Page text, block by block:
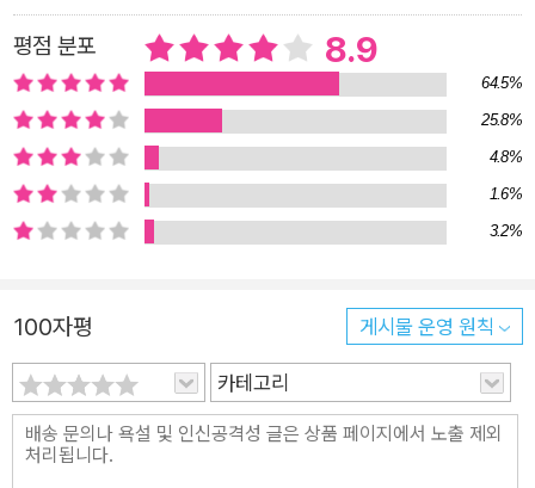
하의 궁궐을 배경으로 한 이번 작품은 더욱 깊어진 정치적 음모에
한층 더 풍부해진 서스펜스로, 주인공과 독자가 함께 의문의 살인
사건에 몰입하여 추리할 수 있도록 한다. 뿐만 아니라 로맨스 요
소까지 가미되어 더 다채로운 읽을거리를 선사한다. 이야기는 17
58년 조선, 혜민서에서 네 명의 여인이 살해당하는 것으로 시작
된다. 의녀 현은 자신의 스승인 정수가 이 사건과 관련하여 누명
을 썼다는 것을 알게 된다. 형조판서인 아버지와 기생 출신 어머
을 준 것이 바로 정수였다. 현은 정수의 누명을 벗기기 위해 홀로
진범을 찾아 나선다. 그 과정에서 자신과 같은 처지인 종사관 어
진의 조력을 받게 되고, 그에게 묘한 감정을 느끼게 된다. 풋풋한
사랑의 기운이 감도는 가운데, 어진과 손을 잡게 된 현은 살인 사
건의 유력한 용의자인 사도세자를 중심으로 사건을 파헤치기 시
평점 분포 8.9
64.5%
25.8%
4.8%
1.6%
3.2%
100자평 게시물 운영 원칙
카테고리